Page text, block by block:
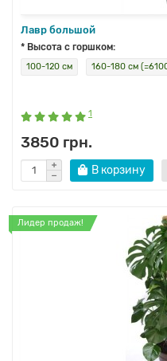
Лавр большой
* Высота с горшком:
100-120 см 160-180 см
1
3850 грн.
В корзину
Лидер продаж!